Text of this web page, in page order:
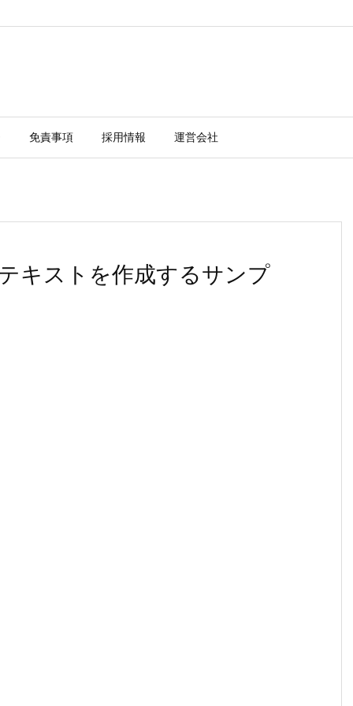
免責事項 採用情報 運営会社
キストを作成するサンプ